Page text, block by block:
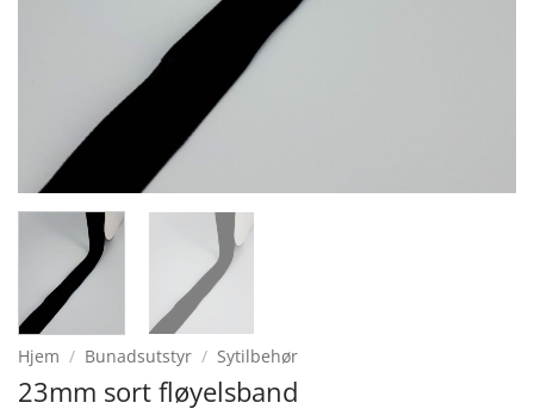
Hjem / Bunadsutstyr / Sytilbehør
23mm sort fløyelsband